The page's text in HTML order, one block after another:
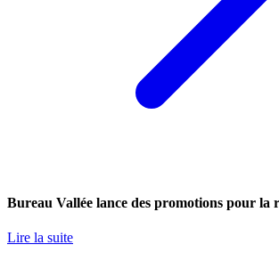
Bureau Vallée lance des promotions pour la
Lire la suite